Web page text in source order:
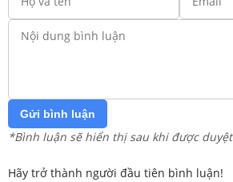
Gửi bình luận
*Bình luận sẽ hiển thị sau khi được duyệt
Hãy trở thành người đầu tiên bình luận!